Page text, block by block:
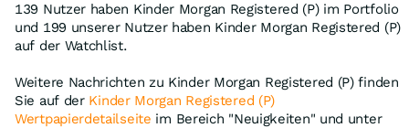
139 Nutzer haben Kinder Morgan Registered (P) im Portfolio
und 199 unserer Nutzer haben Kinder Morgan Registered (P)
auf der Watchlist.
Weitere Nachrichten zu Kinder Morgan Registered (P) finden
Sie auf der Kinder Morgan Registered (P)
Wertpapierdetailseite im Bereich "Neuigkeiten" und unter